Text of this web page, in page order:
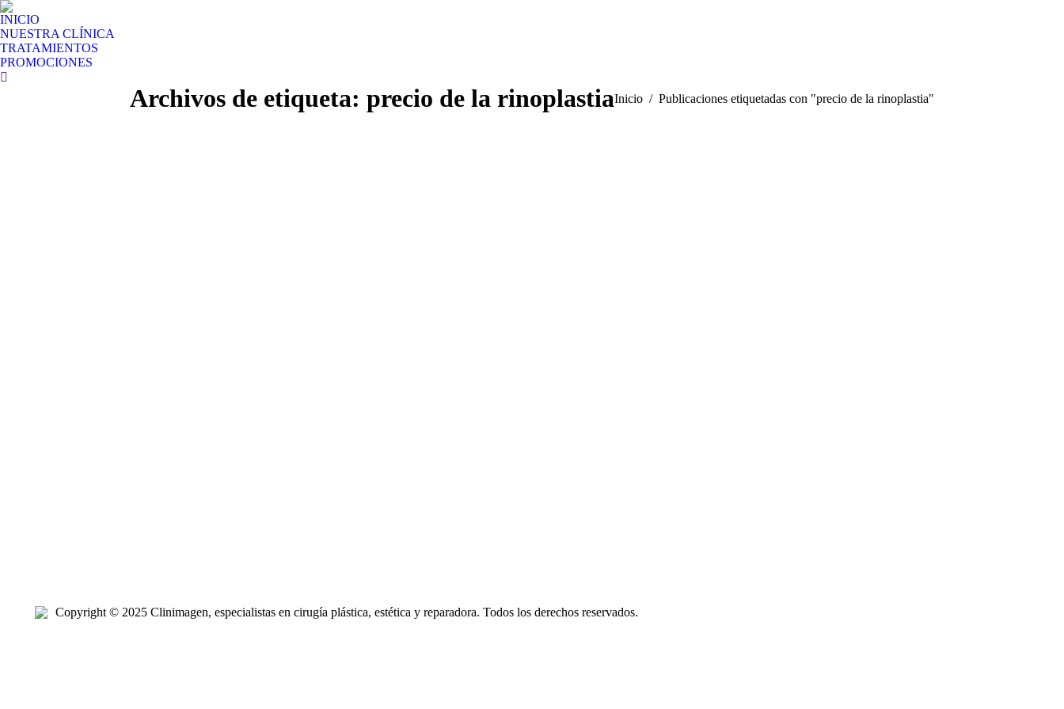
INICIO
NUESTRA CLÍNICA
TRATAMIENTOS
PROMOCIONES
Buscar:
Archivos de etiqueta: precio de la rinoplastiaEstás aquí:
Inicio Publicaciones etiquetadas con "precio de la rinoplastia"
Copyright © 2025 Clinimagen, especialistas en cirugía plástica, estética y reparadora. Todos los derechos reservados.